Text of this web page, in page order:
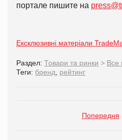
портале пишите на
Ексклюзивні матеріали
Раздел: Товари та ринки > Все
Теги: бренд рейтинг
Попередня